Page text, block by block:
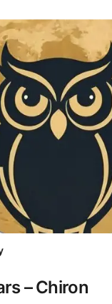
– Chiron